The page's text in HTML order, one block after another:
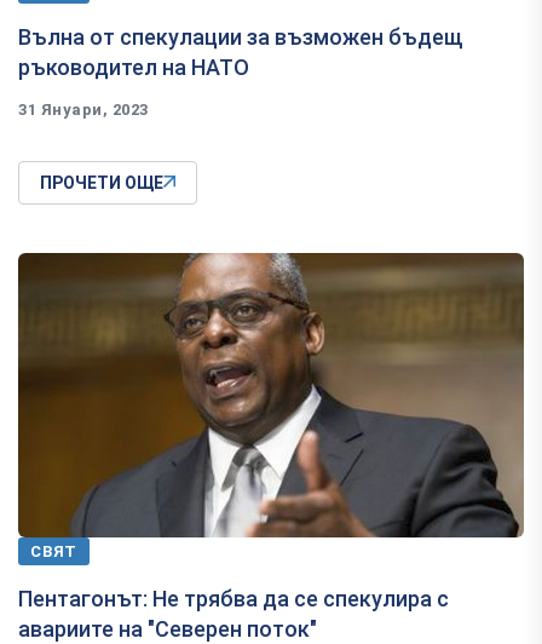
Вълна от спекулации за възможен бъдещ
ръководител на НАТО
31 Януари, 2023
ПРОЧЕТИ ОЩЕ
СВЯТ
Пентагонът: Не трябва да се спекулира с
авариите на "Северен поток"